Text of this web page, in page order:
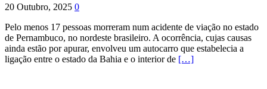
20 Outubro, 2025 0
Pelo menos 17 pessoas morreram num acidente de viação no estado
de Pernambuco, no nordeste brasileiro. A ocorrência, cujas causas
ainda estão por apurar, envolveu um autocarro que estabelecia a
ligação entre o estado da Bahia e o interior de […]